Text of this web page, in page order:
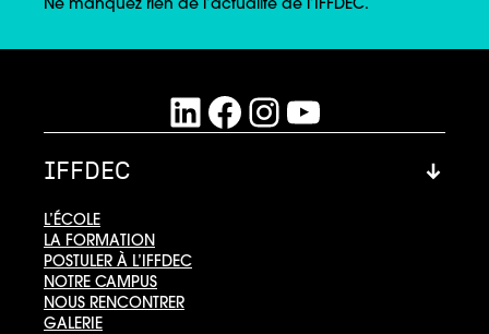
LinkedIn
Facebook
Instagram
YouTube
IFFDEC
L’ÉCOLE
LA FORMATION
POSTULER À L’IFFDEC
NOTRE CAMPUS
NOUS RENCONTRER
GALERIE